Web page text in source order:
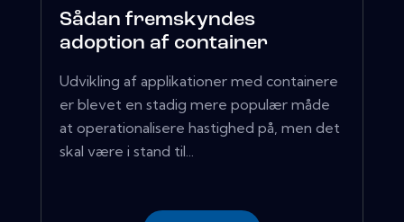
Sådan fremskyndes
adoption af container
Udvikling af applikationer med containere
er blevet en stadig mere populær måde
at operationalisere hastighed på, men det
skal være i stand til...